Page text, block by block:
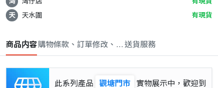
天
天水圍 有現貨
商品内容購物條款、訂單修改、取消與退款政策
送貨服務
此系列產品 觀塘門市
實物展示中，歡迎到